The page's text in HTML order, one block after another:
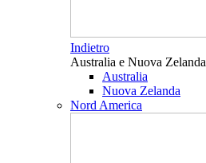
Indietro
Australia e Nuova Zelanda
Australia
Nuova Zelanda
Nord America